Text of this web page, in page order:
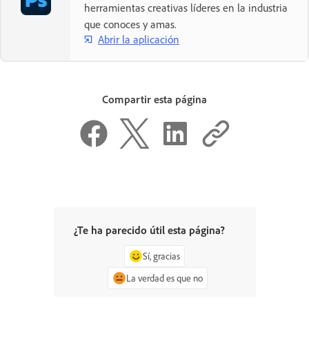
herramientas creativas líderes en la industria
que conoces y amas.
Abrir la aplicación
Compartir esta página
¿Te ha parecido útil esta página?
Sí, gracias
La verdad es que no